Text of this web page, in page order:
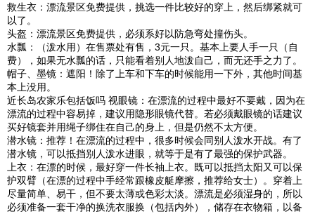
救生衣：漂流景区免费提供，挑选一件比较好的穿上，然后绑紧就可
以了。
头盔：漂流景区免费提供，必须系好以防急弯处撞伤头。
水瓢：（泼水用）在售票处有售，3元一只。基本上要人手一只（自
费），如果无水瓢的话，只能看着别人地泼自己，而无还手之力了。
帽子、墨镜：遮阳！除了上车和下车的时候能用一下外，其他时间基
本上没用。
近长岛农家乐包括饭吗 视眼镜：在漂流的过程中最好不要戴，因为在
漂流的过程中容易掉，建议用隐形眼镜代替。若必须戴眼镜的话建议
买好镜套并用绳子绑住在自己的身上，但是仍然不太方便。
潜水镜：推荐！在漂流的过程中，很多时候会同别人泼水开战。有了
潜水镜，可以抵挡别人泼水进眼，就等于是有了最强的保护武器。
上衣：在漂的时候，最好穿一件长袖上衣。既可以抵挡太阳又可以保
护双臂（在漂的过程中手经常跟橡皮艇摩擦，推荐给女士）。穿着上
尽量简单、易干，但不要太薄或色彩太淡。漂流是必须湿身的，所以
必须准备一套干净的换洗衣服换（包括内外），储存在衣物箱，以备